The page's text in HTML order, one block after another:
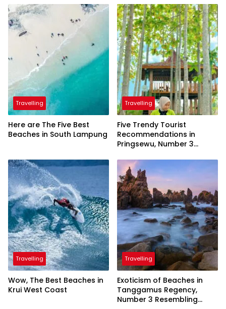
Travelling
Here are The Five Best
Beaches in South Lampung
Travelling
Five Trendy Tourist
Recommendations in
Pringsewu, Number 3
President
Travelling
Wow, The Best Beaches in
Krui West Coast
Travelling
Exoticism of Beaches in
Tanggamus Regency,
Number 3 Resembling